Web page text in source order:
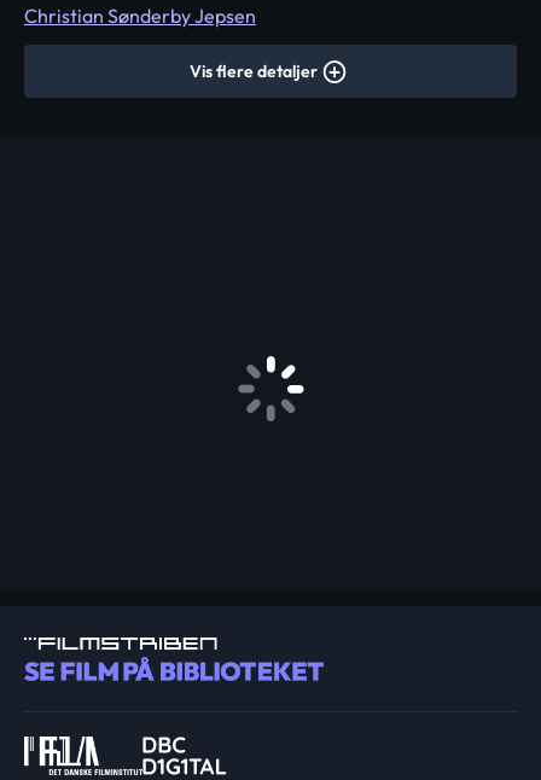
Christian Sønderby Jepsen
Vis flere detaljer